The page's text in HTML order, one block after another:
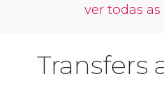
ver todas
Transfers